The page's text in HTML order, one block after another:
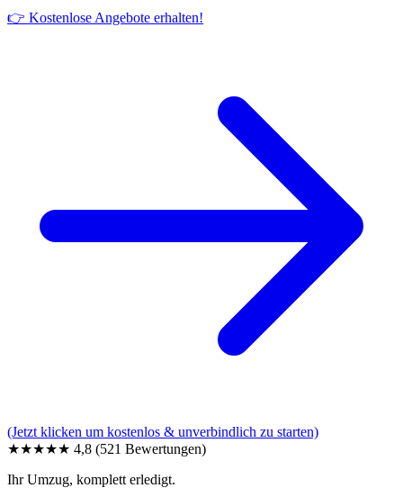
👉 Kostenlose Angebote erhalten!
(Jetzt klicken um kostenlos & unverbindlich zu starten)
★★★★★ 4,8 (521 Bewertungen)
Ihr Umzug, komplett erledigt.